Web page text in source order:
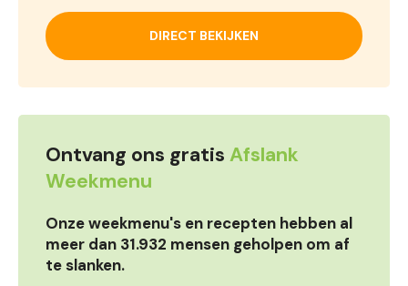
DIRECT BEKIJKEN
Ontvang ons gratis Afslank
Weekmenu
Onze weekmenu's en recepten hebben al
meer dan 31.932 mensen geholpen om af
te slanken.